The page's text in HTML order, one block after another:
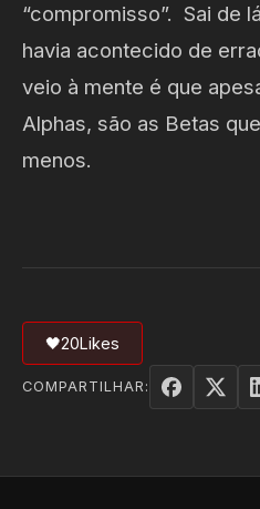
“compromisso”. Sai de
havia acontecido de
veio à mente é que
Alphas, são as Betas
menos.
🖤20Likes
COMPARTILHAR: